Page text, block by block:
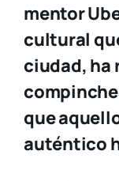
mentor
cultural
ciudad, ha
que
auténtico